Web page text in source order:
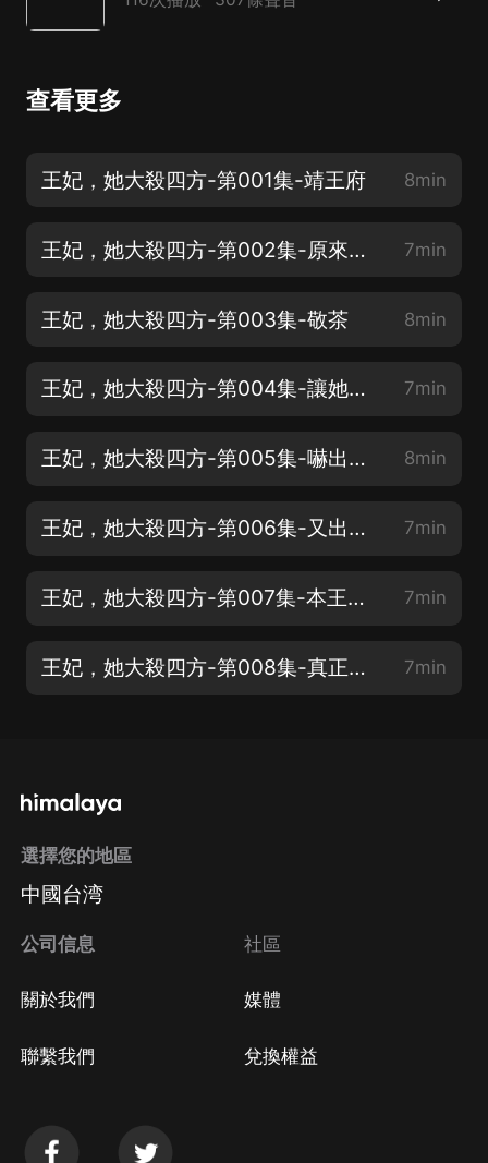
查看更多
王妃，她大殺四方-第001集-靖王府 8min
王妃，她大殺四方-第002集-原來是個潑婦？ 7min
王妃，她大殺四方-第003集-敬茶 8min
王妃，她大殺四方-第004集-讓她陪你一起痛 7min
王妃，她大殺四方-第005集-嚇出心臟病！ 8min
王妃，她大殺四方-第006集-又出意外！ 7min
王妃，她大殺四方-第007集-本王說到做到！ 7min
王妃，她大殺四方-第008集-真正的自己！ 7min
選擇您的地區
中國台湾
公司信息
關於我們
聯繫我們
社區
媒體
兌換權益